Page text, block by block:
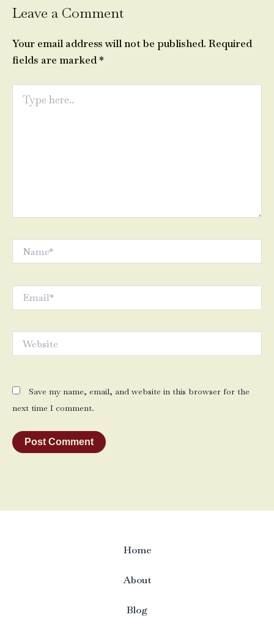
Leave a Comment
Your email address will not be published. Required
fields are marked*
here..
Save my name, email, and website in this browser for the
next time I comment.
Home
About
Blog